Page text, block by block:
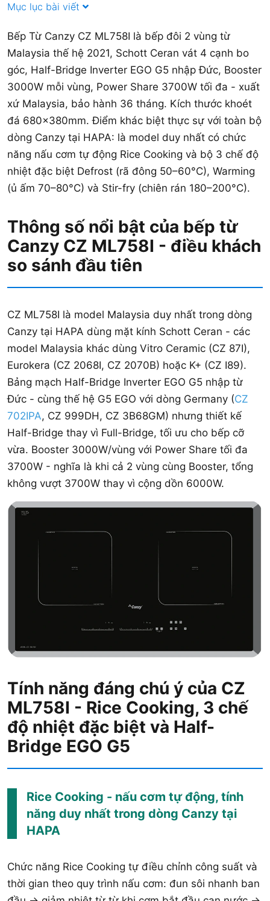
Mục lục bài viết
Bếp Từ Canzy CZ ML758I là bếp đôi 2 vùng từ
Malaysia thế hệ 2021, Schott Ceran vát 4 cạnh bo
góc, Half-Bridge Inverter EGO G5 nhập Đức, Booster
3000W mỗi vùng, Power Share 3700W tối đa - xuất
xứ Malaysia, bảo hành 36 tháng. Kích thước khoét
đá 680x380mm. Điểm khác biệt thực sự với toàn bộ
dòng Canzy tại HAPA: là model duy nhất có chức
năng nấu cơm tự động Rice Cooking và bộ 3 chế độ
nhiệt đặc biệt Defrost (rã đông 50–60°C), Warming
(ủ ấm 70–80°C) và Stir-fry (chiên rán 180–200°C).
Thông số nổi bật của bếp từ
Canzy CZ ML758I - điều khách
so sánh đầu tiên
CZ ML758I là model Malaysia duy nhất trong dòng
Canzy tại HAPA dùng mặt kính Schott Ceran - các
model Malaysia khác dùng Vitro Ceramic (CZ 87I),
Eurokera (CZ 2068I, CZ 2070B) hoặc K+ (CZ I89).
Bảng mạch Half-Bridge Inverter EGO G5 nhập từ
Đức - cùng thế hệ G5 EGO với dòng Germany (CZ
702IPA, CZ 999DH, CZ 3B68GM) nhưng thiết kế
Half-Bridge thay vì Full-Bridge, tối ưu cho bếp cỡ
vừa. Booster 3000W/vùng với Power Share tối đa
3700W - nghĩa là khi cả 2 vùng cùng Booster, tổng
không vượt 3700W thay vì cộng dồn 6000W.
Tính năng đáng chú ý của CZ
ML758I - Rice Cooking, 3 chế
độ nhiệt đặc biệt và Half-
Bridge EGO G5
Rice Cooking - nấu cơm tự động, tính
năng duy nhất trong dòng Canzy tại
HAPA
Chức năng Rice Cooking tự điều chỉnh công suất và
thời gian theo quy trình nấu cơm: đun sôi nhanh ban